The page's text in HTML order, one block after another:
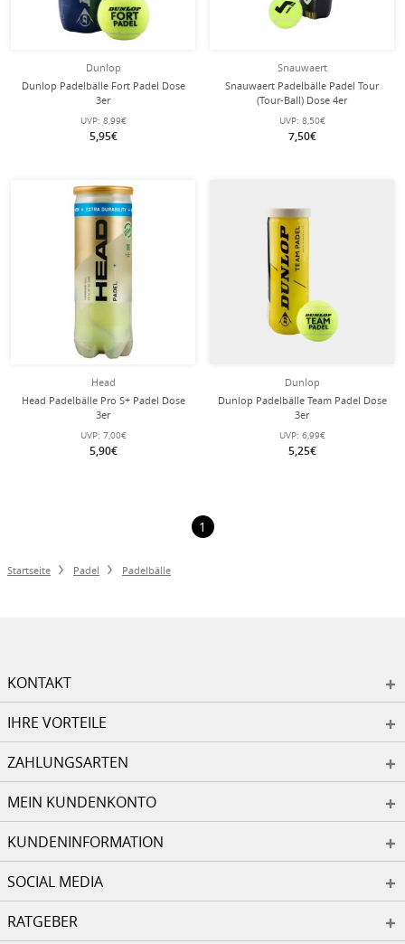
Dunlop
Dunlop Padelbälle Fort Padel Dose
3er
UVP: 8,99€
5,95€
Snauwaert
Snauwaert Padelbälle Padel Tour
(Tour-Ball) Dose 4er
UVP: 8,50€
7,50€
Head
Head Padelbälle Pro S+ Padel Dose
3er
UVP: 7,00€
5,90€
Dunlop
Dunlop Padelbälle Team Padel Dose
3er
UVP: 6,99€
5,25€
1
Startseite Padel Padelbälle
KONTAKT
IHRE VORTEILE
ZAHLUNGSARTEN
MEIN KUNDENKONTO
KUNDENINFORMATION
SOCIAL MEDIA
RATGEBER